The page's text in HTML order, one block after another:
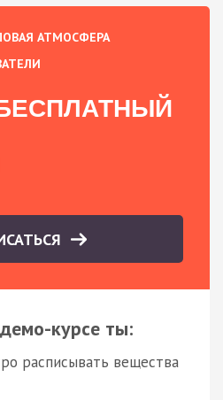
АТМОСФЕРА
курсе ты:
расписывать вещества